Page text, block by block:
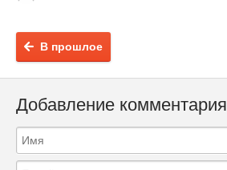
В прошлое
Добавление комментария